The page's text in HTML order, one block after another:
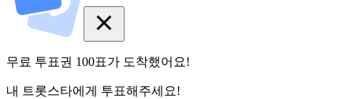
무료 투표권 100표가 도착했어요!
내 트롯스타에게 투표해주세요!